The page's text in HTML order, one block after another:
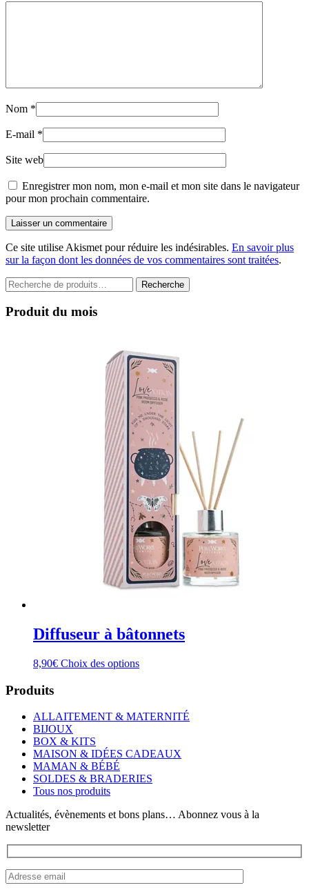
Nom *
E-mail *
Site web
Enregistrer mon nom, mon e-mail et mon site dans le navigateur
pour mon prochain commentaire.
Laisser un commentaire
Ce site utilise Akismet pour réduire les indésirables. En savoir plus
sur la façon dont les données de vos commentaires sont traitées.
Recherche
pour :
Recherche
Produit du mois
Diffuseur à bâtonnets
8,90€ Choix des optionsCe
variations.
Les
peuvent
être
choisies
sur
page
du
Produits
ALLAITEMENT & MATERNITÉ
BIJOUX
BOX & KITS
MAISON & IDÉES CADEAUX
MAMAN & BÉBÉ
SOLDES & BRADERIES
Tous nos produits
Actualités, évènements et bons plans… Abonnez vous à la
newsletter